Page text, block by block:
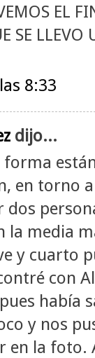
EL
SE LLEVO
8:33
dijo...
forma
en torno
dos
la media
y cuarto
con
había
y nos
en la